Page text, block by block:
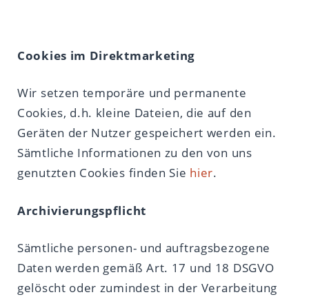
Cookies im Direktmarketing
Wir setzen temporäre und permanente
Cookies, d.h. kleine Dateien, die auf den
Geräten der Nutzer gespeichert werden ein.
Sämtliche Informationen zu den von uns
genutzten Cookies finden Sie hier.
Archivierungspflicht
Sämtliche personen- und auftragsbezogene
Daten werden gemäß Art. 17 und 18 DSGVO
gelöscht oder zumindest in der Verarbeitung